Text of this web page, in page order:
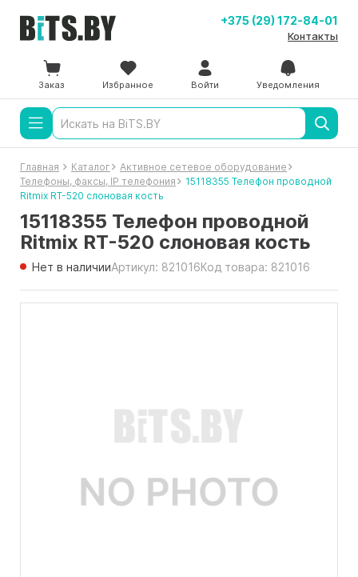
+375 (29) 172-84-01
Контакты
Заказ Избранное Войти Уведомления
Главная Каталог
Активное сетевое оборудование
Телефоны, факсы, IP телефония
15118355 Телефон проводной
Ritmix RT-520 слоновая кость
15118355 Телефон проводной
Ritmix RT-520 слоновая кость
Нет в наличииАртикул: 821016Код товара: 821016